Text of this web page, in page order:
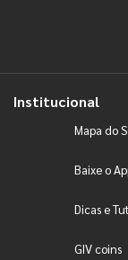
Institucional
Mapa do
Baixe o
Dicas e
GIV coins